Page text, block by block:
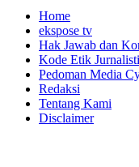
Home
ekspose tv
Hak Jawab dan
Kode Etik
Pedoman Media
Redaksi
Tentang Kami
Disclaimer